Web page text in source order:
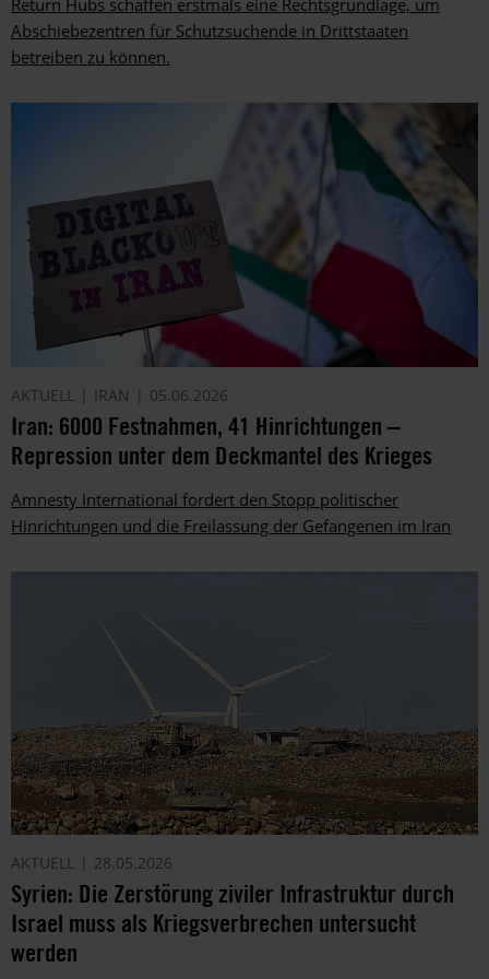
Return Hubs schaffen erstmals eine Rechtsgrundlage, um
Abschiebezentren für Schutzsuchende in Drittstaaten
betreiben zu können.
AKTUELL IRAN 05.06.2026
Iran: 6000 Festnahmen, 41 Hinrichtungen –
Repression unter dem Deckmantel des Krieges
Amnesty International fordert den Stopp politischer
Hinrichtungen und die Freilassung der Gefangenen im Iran
AKTUELL 28.05.2026
Syrien: Die Zerstörung ziviler Infrastruktur durch
Israel muss als Kriegsverbrechen untersucht
werden